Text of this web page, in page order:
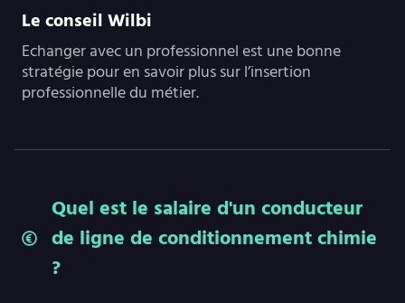
Le conseil Wilbi
Echanger avec un professionnel est une bonne
stratégie pour en savoir plus sur l’insertion
professionnelle du métier.
Quel est le salaire d'un conducteur
de ligne de conditionnement chimie
?